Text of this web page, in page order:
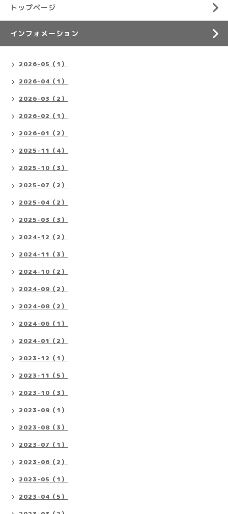
トップページ
インフォメーション
2026-05（1）
2026-04（1）
2026-03（2）
2026-02（1）
2026-01（2）
2025-11（4）
2025-10（3）
2025-07（2）
2025-04（2）
2025-03（3）
2024-12（2）
2024-11（3）
2024-10（2）
2024-09（2）
2024-08（2）
2024-06（1）
2024-01（2）
2023-12（1）
2023-11（5）
2023-10（3）
2023-09（1）
2023-08（3）
2023-07（1）
2023-06（2）
2023-05（1）
2023-04（5）